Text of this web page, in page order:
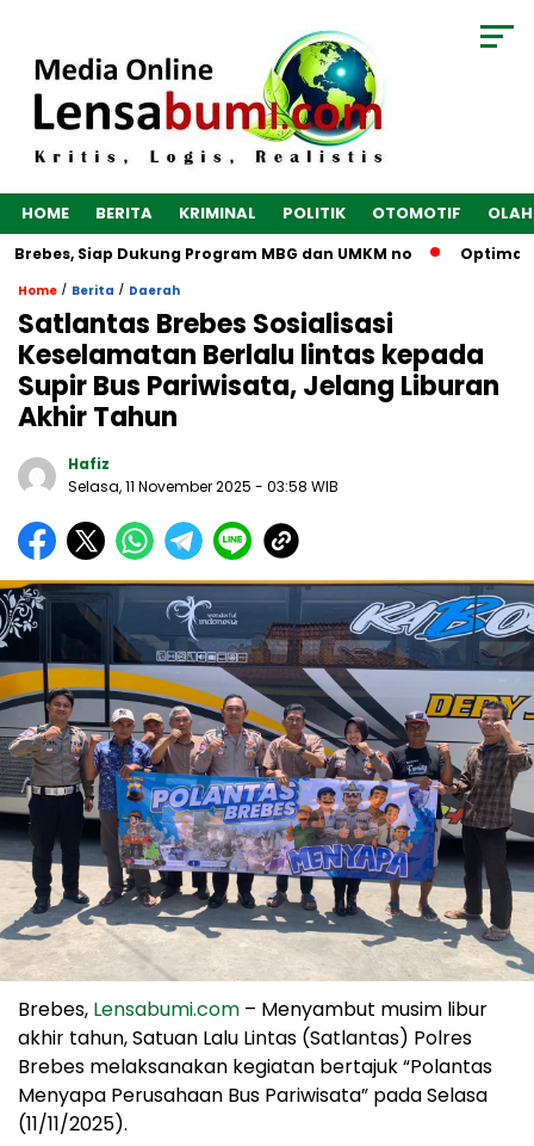
HOME BERITA KRIMINAL POLITIK OTOMOTIF
Siap Dukung Program MBG dan UMKM no Optimalkan
Home / Berita / Daerah
Satlantas Brebes Sosialisasi
Keselamatan Berlalu lintas kepada
Supir Bus Pariwisata, Jelang Liburan
Akhir Tahun
Hafiz
Selasa, 11 November 2025 - 03:58 WIB
Brebes, Lensabumi.com – Menyambut musim libur
akhir tahun, Satuan Lalu Lintas (Satlantas) Polres
Brebes melaksanakan kegiatan bertajuk “Polantas
Menyapa Perusahaan Bus Pariwisata” pada Selasa
(11/11/2025).